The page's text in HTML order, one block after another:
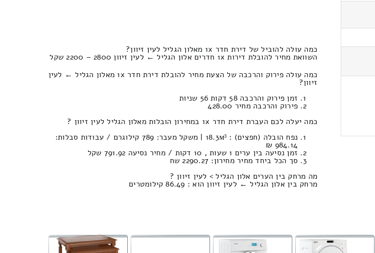
כמה עולה להוביל של דירת חדר 1x מאלון הגליל לעין זיוון?
השוואת מחיר להובלת דירות 1x חדרים אלון הגליל ← לעין זיוון 2800 – 2200 שקל
כמה עולה פירוק והרכבה של הצעת מחיר להובלת דירת חדר 1x מאלון הגליל ← לעין
זיוון?
זמן פירוק והרכבה 58 דקות 56 שניות
פירוק והרכבה מחיר 428.00
כמה יעלה לכם העברת דירת חדר 1x במחירון הובלות מאלון הגליל לעין זיוון ?
נפח הובלה (חפצים) : 18.3м³ | משקל מעבר: 789 קילוגרם / עבודות סבלות:
984.14 ₪
זמן נסיעה בין ערים 1 שעות , 10 דקות / מחיר נסיעה 791.92 שקל
סך הכל ביחד מחיר מחירון: 2290.27 שח
מה מרחק בין הערים אלון הגליל > לעין זיוון ?
מרחק בין אלון הגליל ← לעין זיוון הוא : 86.49 קילומטרים